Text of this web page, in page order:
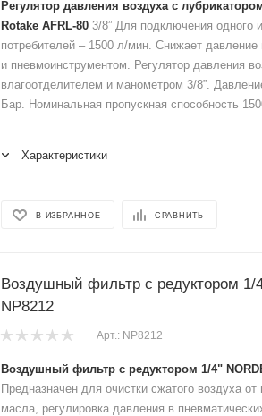
Регулятор давления воздуха с
Rotake AFRL-80 3/8” Для подключения одного
потребителей – 1500 л/мин. Снижает
и пневмоинструментом. Регулятор давления
влагоотделителем и манометром 3/8”.
Бар. Номинальная пропускная способность
Характеристики
В ИЗБРАННОЕ СРАВНИТЬ
Воздушный фильтр с редуктором 1/
NP8212
Арт.: NP8212
Воздушный фильтр с редуктором 1/4"
Предназначен для очистки сжатого воздуха
масла, регулировка давления в